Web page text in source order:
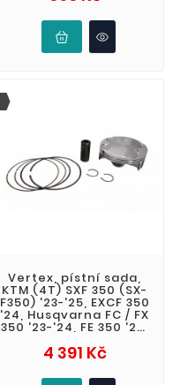
Vertex, pístní sada,
KTM (4T) SXF 350 (SX-
F350) '23-'25, EXCF 350
'24, Husqvarna FC / FX
350 '23-'24, FE 350 '24,
4 391 KčCena